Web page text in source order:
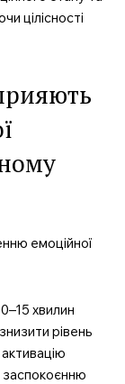
цілісності
хвилин
рівень
заспокоєнню